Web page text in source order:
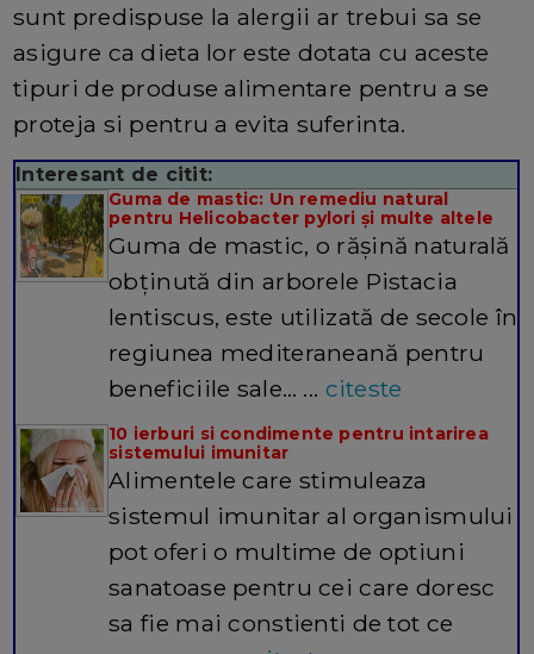
sunt predispuse la alergii ar trebui sa se
asigure ca dieta lor este dotata cu aceste
tipuri de produse alimentare pentru a se
proteja si pentru a evita suferinta.
Interesant de citit:
Guma de mastic: Un remediu natural
pentru Helicobacter pylori și multe altele
Guma de mastic, o rășină naturală
obținută din arborele Pistacia
lentiscus, este utilizată de secole în
regiunea mediteraneană pentru
beneficiile sale… ... citeste
10 ierburi si condimente pentru intarirea
sistemului imunitar
Alimentele care stimuleaza
sistemul imunitar al organismului
pot oferi o multime de optiuni
sanatoase pentru cei care doresc
sa fie mai constienti de tot ce